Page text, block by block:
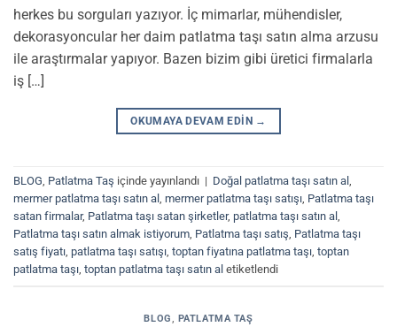
herkes bu sorguları yazıyor. İç mimarlar, mühendisler,
dekorasyoncular her daim patlatma taşı satın alma arzusu
ile araştırmalar yapıyor. Bazen bizim gibi üretici firmalarla
iş […]
OKUMAYA DEVAM EDIN →
BLOG Patlatma Taş içinde yayınlandı | Doğal patlatma taşı satın al
mermer patlatma taşı satın al mermer patlatma taşı satışı Patlatma taşı
satan firmalar, Patlatma taşı satan şirketler, patlatma taşı satın al
Patlatma taşı satın almak istiyorum Patlatma taşı satış Patlatma taşı
satış fiyatı patlatma taşı satışı toptan fiyatına patlatma taşı toptan
patlatma taşı toptan patlatma taşı satın al etiketlendi
BLOG, PATLATMA TAŞ